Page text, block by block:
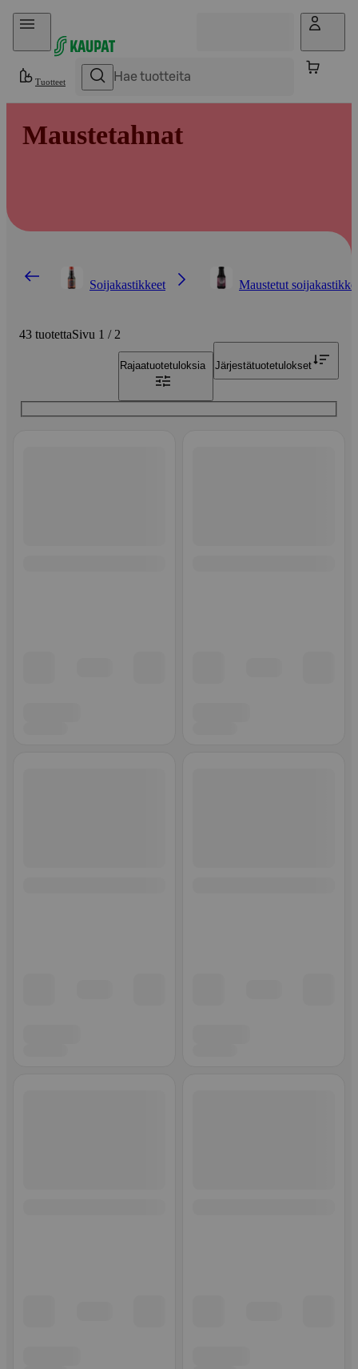
Hyppää sisältöön
Tuotteet
Maustetahnat
Soijakastikkeet Maustetut
43 tuotettaSivu 1 / 2
Rajaatuotetuloksia Järjestätuotetulokset